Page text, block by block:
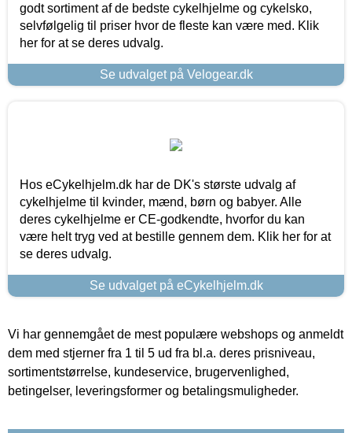
godt sortiment af de bedste cykelhjelme og cykelsko,
selvfølgelig til priser hvor de fleste kan være med. Klik
her for at se deres udvalg.
Se udvalget på Velogear.dk
Hos eCykelhjelm.dk har de DK's største udvalg af
cykelhjelme til kvinder, mænd, børn og babyer. Alle
deres cykelhjelme er CE-godkendte, hvorfor du kan
være helt tryg ved at bestille gennem dem. Klik her for at
se deres udvalg.
Se udvalget på eCykelhjelm.dk
Vi har gennemgået de mest populære webshops og anmeldt
dem med stjerner fra 1 til 5 ud fra bl.a. deres prisniveau,
sortimentstørrelse, kundeservice, brugervenlighed,
betingelser, leveringsformer og betalingsmuligheder.